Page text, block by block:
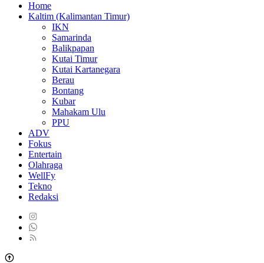
Home
Kaltim (Kalimantan Timur)
IKN
Samarinda
Balikpapan
Kutai Timur
Kutai Kartanegara
Berau
Bontang
Kubar
Mahakam Ulu
PPU
ADV
Fokus
Entertain
Olahraga
WellFy
Tekno
Redaksi